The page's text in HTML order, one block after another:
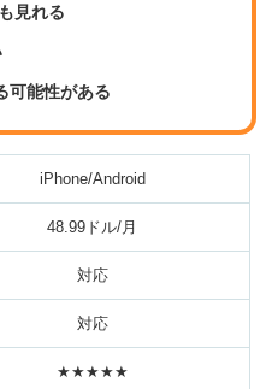
見れる
可能性がある
iPhone/Android
48.99ドル/月
対応
対応
★★★★★